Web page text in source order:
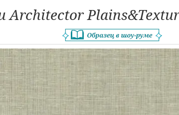
Architector